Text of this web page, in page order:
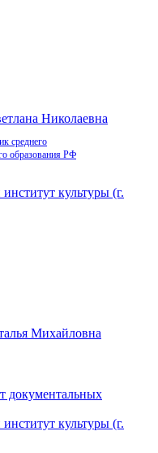
Николаевна
среднего
образования РФ
культуры (г.
Михайловна
документальных
культуры (г.